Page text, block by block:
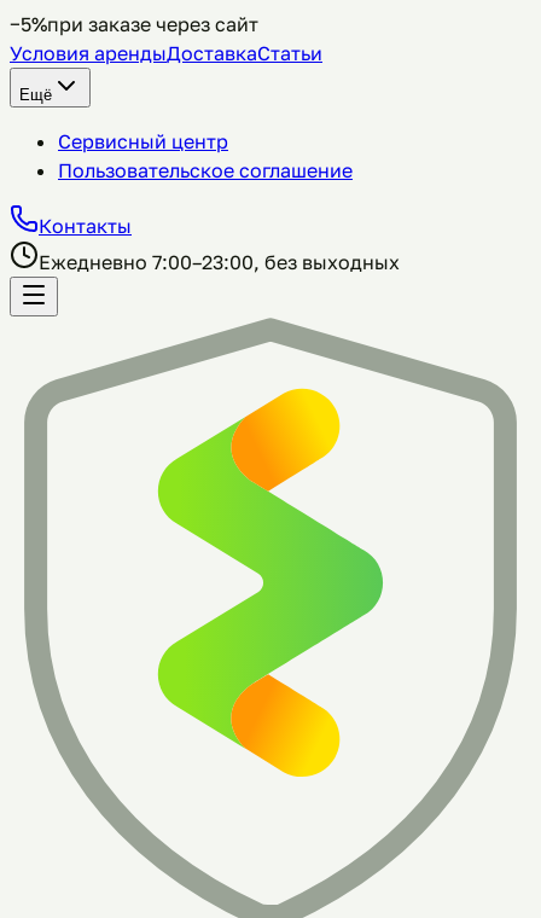
−5%при заказе через сайт
Условия арендыДоставкаСтатьи
Ещё
Сервисный центр
Пользовательское соглашение
Контакты
Ежедневно 7:00–23:00, без выходных